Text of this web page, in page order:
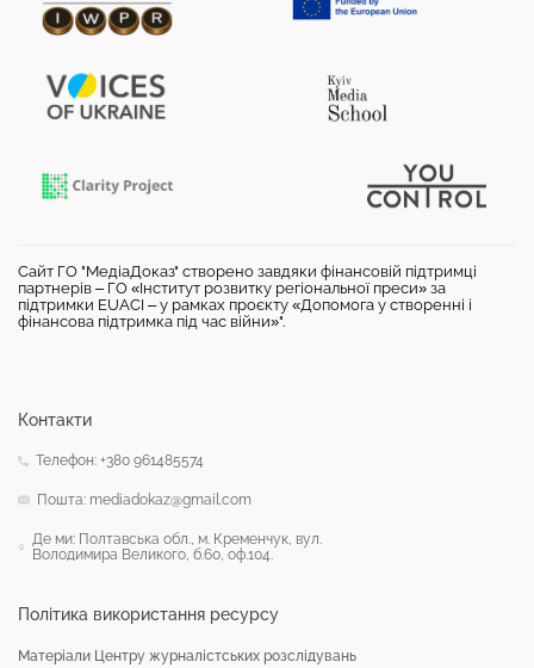
Сайт ГО "МедіаДоказ" створено завдяки фінансовій підтримці
партнерів – ГО «Інститут розвитку регіональної преси» за
підтримки EUACI – у рамках проєкту «Допомога у створенні і
фінансова підтримка під час війни»".
Політика використання ресурсу
Матеріали Центру журналістських розслідувань
Контакти
Телефон: +380 961485574
Пошта: mediadokaz@gmail.com
Де ми: Полтавська обл., м. Кременчук, вул.
Володимира Великого, б.60, оф.104.